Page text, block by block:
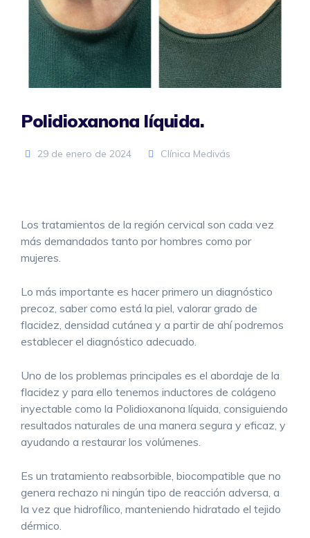
Polidioxanona líquida.
29 de enero de 2024 Clínica Medivás
Los tratamientos de la región cervical son cada vez
más demandados tanto por hombres como por
mujeres.
Lo más importante es hacer primero un diagnóstico
precoz, saber como está la piel, valorar grado de
flacidez, densidad cutánea y a partir de ahí podremos
establecer el diagnóstico adecuado.
Uno de los problemas principales es el abordaje de la
flacidez y para ello tenemos inductores de colágeno
inyectable como la Polidioxanona líquida, consiguiendo
resultados naturales de una manera segura y eficaz, y
ayudando a restaurar los volúmenes.
Es un tratamiento reabsorbible, biocompatible que no
genera rechazo ni ningún tipo de reacción adversa, a
la vez que hidrofílico, manteniendo hidratado el tejido
dérmico.